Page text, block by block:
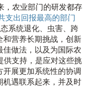
，农业部门的研发都存
支出回报最高的部门
系统退化、虫害、跨
营养长期挑战，创新
做法，以及为国际农
支持，是应对这些挑
展更加系统性的协调
遇联系起来，并及时